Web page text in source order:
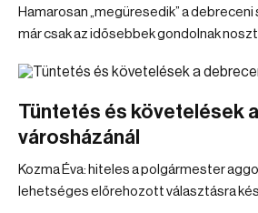
Hamarosan „megüresedik” a
már csak az idősebbek gondolnak
Tüntetés és követelések
városházánál
Kozma Éva: hiteles a polgármester
lehetséges előrehozott választásra